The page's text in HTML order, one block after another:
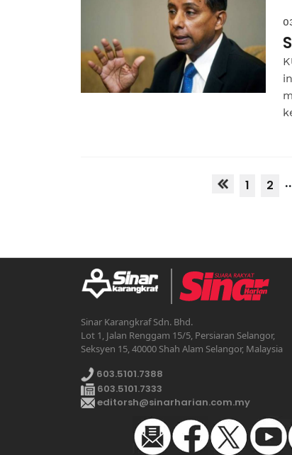
1 2
Sinar Karangkraf Sdn. Bhd.
Lot 1, Jalan Renggam 15/5, Persiaran Selangor,
Seksyen 15, 40000 Shah Alam Selangor, Malaysia
603.5101.7388
603.5101.7333
editorsh@sinarharian.com.my